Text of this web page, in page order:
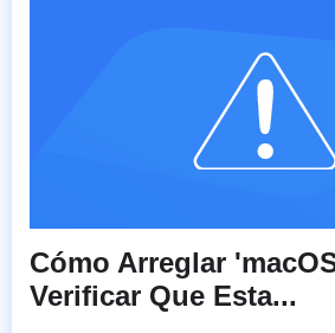
Cómo Arreglar
Verificar Que Esta...